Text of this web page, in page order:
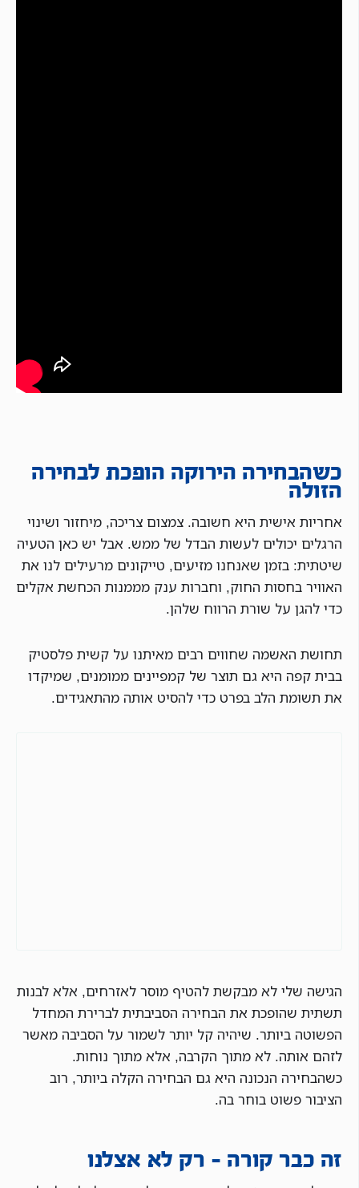
כשהבחירה הירוקה הופכת לבחירה
הזולה
אחריות אישית היא חשובה. צמצום צריכה, מיחזור ושינוי
הרגלים יכולים לעשות הבדל של ממש. אבל יש כאן הטעיה
שיטתית: בזמן שאנחנו מזיעים, טייקונים מרעילים לנו את
האוויר בחסות החוק, וחברות ענק מממנות הכחשת אקלים
כדי להגן על שורת הרווח שלהן.
תחושת האשמה שחווים רבים מאיתנו על קשית פלסטיק
בבית קפה היא גם תוצר של קמפיינים ממומנים, שמיקדו
את תשומת הלב בפרט כדי להסיט אותה מהתאגידים.
הגישה שלי לא מבקשת להטיף מוסר לאזרחים, אלא לבנות
תשתית שהופכת את הבחירה הסביבתית לברירת המחדל
הפשוטה ביותר. שיהיה קל יותר לשמור על הסביבה מאשר
לזהם אותה. לא מתוך הקרבה, אלא מתוך נוחות.
כשהבחירה הנכונה היא גם הבחירה הקלה ביותר, רוב
הציבור פשוט בוחר בה.
זה כבר קורה – רק לא אצלנו